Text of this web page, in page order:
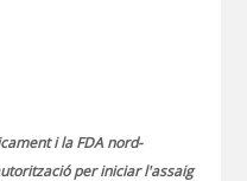
i la FDA nord-
per iniciar l'assaig